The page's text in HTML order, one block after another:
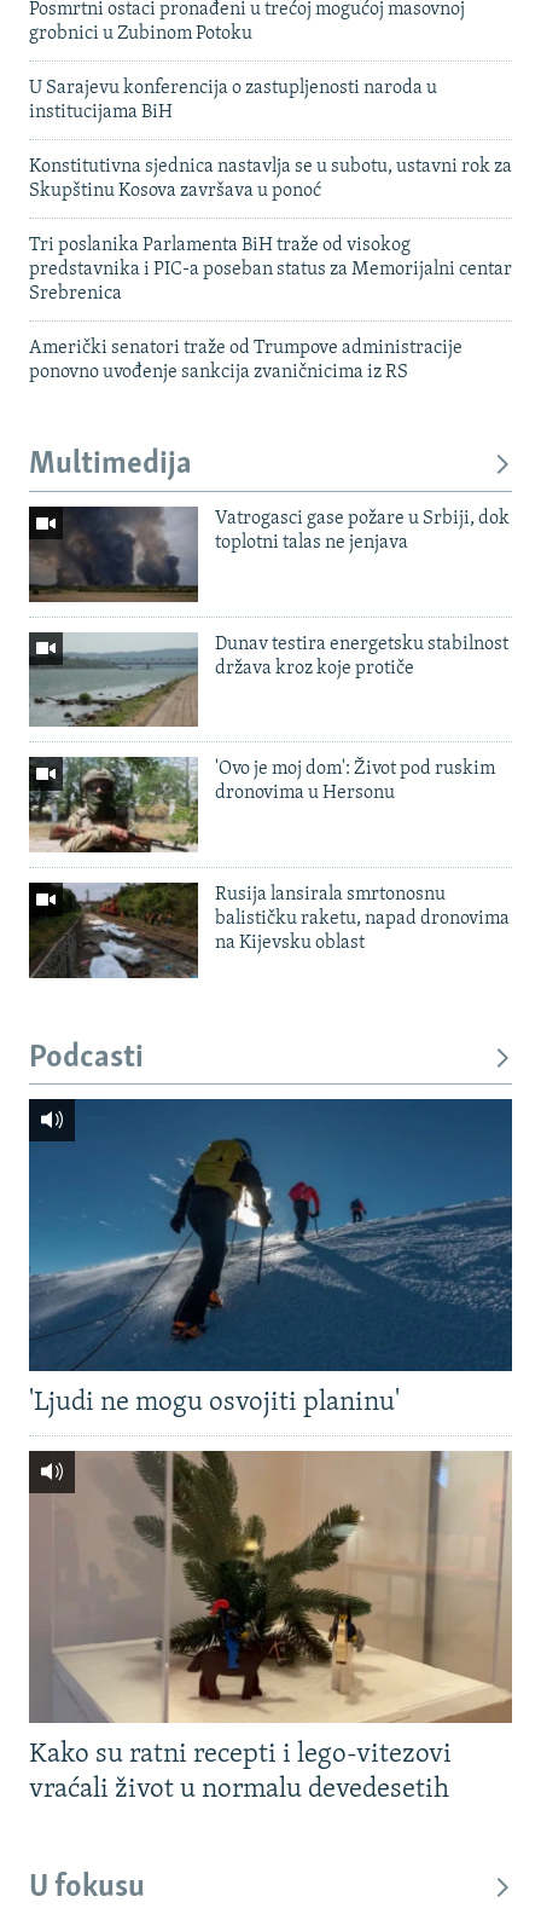
Posmrtni ostaci pronađeni u trećoj mogućoj masovnoj
grobnici u Zubinom Potoku
U Sarajevu konferencija o zastupljenosti naroda u
institucijama BiH
Konstitutivna sjednica nastavlja se u subotu, ustavni rok za
Skupštinu Kosova završava u ponoć
Tri poslanika Parlamenta BiH traže od visokog
predstavnika i PIC-a poseban status za Memorijalni centar
Srebrenica
Američki senatori traže od Trumpove administracije
ponovno uvođenje sankcija zvaničnicima iz RS
Multimedija
Vatrogasci gase požare u Srbiji, dok
toplotni talas ne jenjava
Dunav testira energetsku stabilnost
država kroz koje protiče
'Ovo je moj dom': Život pod ruskim
dronovima u Hersonu
Rusija lansirala smrtonosnu
balističku raketu, napad dronovima
na Kijevsku oblast
Podcasti
'Ljudi ne mogu osvojiti planinu'
Kako su ratni recepti i lego-vitezovi
vraćali život u normalu devedesetih
U fokusu